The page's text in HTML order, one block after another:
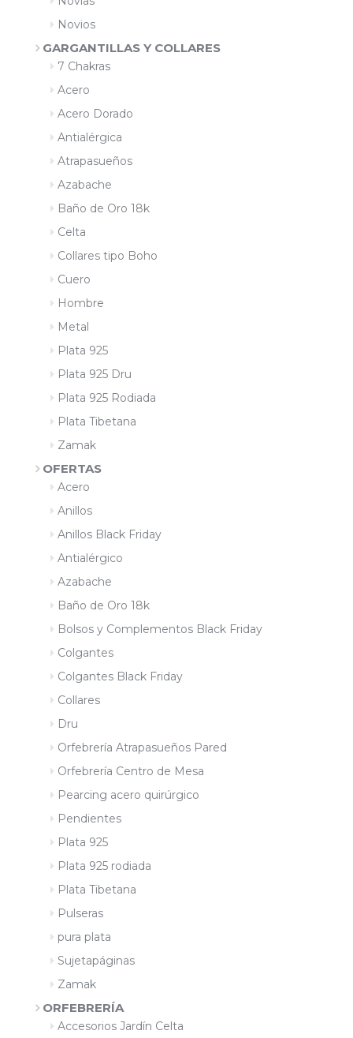
Novios
GARGANTILLAS Y COLLARES
7 Chakras
Acero
Acero Dorado
Antialérgica
Atrapasueños
Azabache
Baño de Oro 18k
Celta
Collares tipo Boho
Cuero
Hombre
Metal
Plata 925
Plata 925 Dru
Plata 925 Rodiada
Plata Tibetana
Zamak
OFERTAS
Acero
Anillos
Anillos Black Friday
Antialérgico
Azabache
Baño de Oro 18k
Bolsos y Complementos Black Friday
Colgantes
Colgantes Black Friday
Collares
Dru
Orfebrería Atrapasueños Pared
Orfebrería Centro de Mesa
Pearcing acero quirúrgico
Pendientes
Plata 925
Plata 925 rodiada
Plata Tibetana
Pulseras
pura plata
Sujetapáginas
Zamak
ORFEBRERÍA
Accesorios Jardín Celta